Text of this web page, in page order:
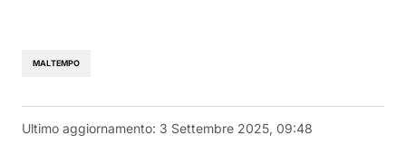
MALTEMPO
Ultimo aggiornamento: 3 Settembre 2025, 09:48